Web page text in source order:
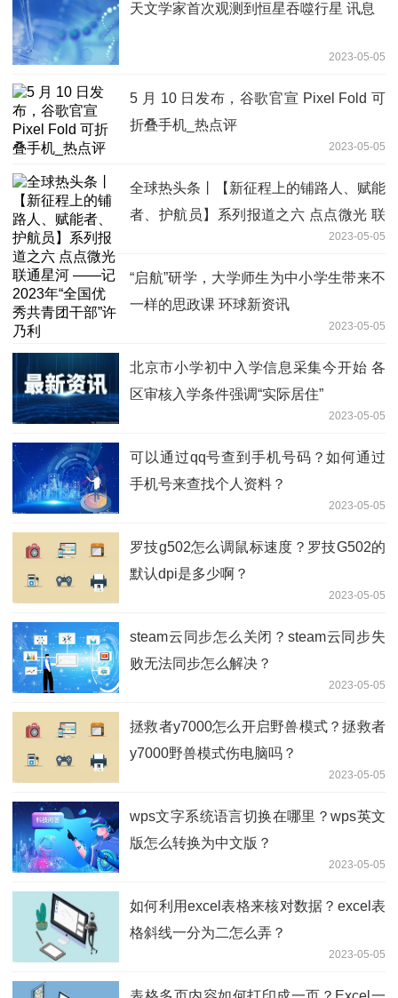
天文学家首次观测到恒星吞噬行星 讯息
2023-05-05
5 月 10 日发布，谷歌官宣 Pixel Fold 可
折叠手机_热点评
2023-05-05
全球热头条丨【新征程上的铺路人、赋能
者、护航员】系列报道之六 点点微光 联
通星河 ——记2023年“全国优秀共青团干
部”许乃利
2023-05-05
“启航”研学，大学师生为中小学生带来不
一样的思政课 环球新资讯
2023-05-05
北京市小学初中入学信息采集今开始 各
区审核入学条件强调“实际居住”
2023-05-05
可以通过qq号查到手机号码？如何通过
手机号来查找个人资料？
2023-05-05
罗技g502怎么调鼠标速度？罗技G502的
默认dpi是多少啊？
2023-05-05
steam云同步怎么关闭？steam云同步失
败无法同步怎么解决？
2023-05-05
拯救者y7000怎么开启野兽模式？拯救者
y7000野兽模式伤电脑吗？
2023-05-05
wps文字系统语言切换在哪里？wps英文
版怎么转换为中文版？
2023-05-05
如何利用excel表格来核对数据？excel表
格斜线一分为二怎么弄？
2023-05-05